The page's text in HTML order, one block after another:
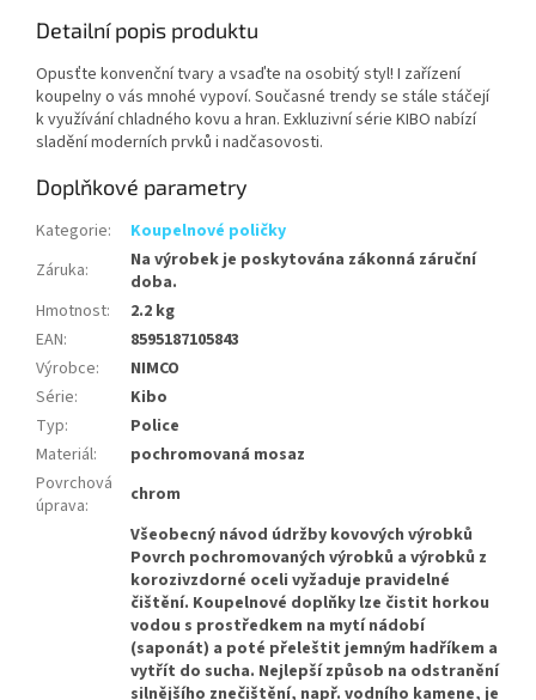
Detailní popis produktu
Opusťte konvenční tvary a vsaďte na osobitý styl! I zařízení
koupelny o vás mnohé vypoví. Současné trendy se stále stáčejí
k využívání chladného kovu a hran. Exkluzivní série KIBO nabízí
sladění moderních prvků i nadčasovosti.
Doplňkové parametry
Kategorie:
Koupelnové poličky
Záruka:
Na výrobek je poskytována zákonná záruční
doba.
Hmotnost:
2.2 kg
EAN:
8595187105843
Výrobce:
NIMCO
Série:
Kibo
Typ:
Police
Materiál:
pochromovaná mosaz
Povrchová
úprava:
chrom
Všeobecný návod údržby kovových výrobků
Povrch pochromovaných výrobků a výrobků z
korozivzdorné oceli vyžaduje pravidelné
čištění. Koupelnové doplňky lze čistit horkou
vodou s prostředkem na mytí nádobí
(saponát) a poté přeleštit jemným hadříkem a
vytřít do sucha. Nejlepší způsob na odstranění
silnějšího znečištění, např. vodního kamene, je